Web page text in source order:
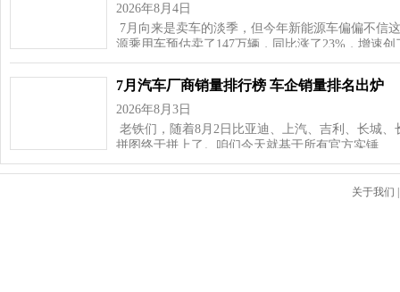
2026年8月4日
7月向来是卖车的淡季，但今年新能源车偏偏不信
源乘用车预估卖了147万辆，同比涨了23%，增速
7月汽车厂商销量排行榜 车企销量排名出炉
2026年8月3日
老铁们，随着8月2日比亚迪、上汽、吉利、长城
拼图终于拼上了。咱们今天就基于所有官方实锤…
关于我们